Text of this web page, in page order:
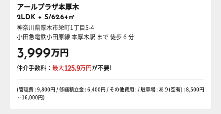
アールプラザ本厚木
2LDK + S/62.64㎡
神奈川県厚木市栄町1丁目5-4
小田急電鉄小田原線 本厚木駅 まで 徒歩 6 分
3,999万円
仲介手数料： 最大125.9万円が不要!
(管理費 : 9,800円 / 修繕積立金 : 6,400円 / その他費用 : / 駐車場 : あり(空有) : 8,500円
～16,000円)